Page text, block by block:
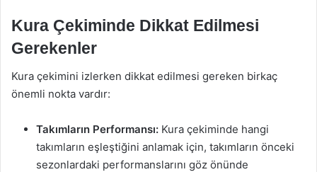
Kura Çekiminde Dikkat Edilmesi
Gerekenler
Kura çekimini izlerken dikkat edilmesi gereken birkaç
önemli nokta vardır:
Takımların Performansı: Kura çekiminde hangi
takımların eşleştiğini anlamak için, takımların önceki
sezonlardaki performanslarını göz önünde